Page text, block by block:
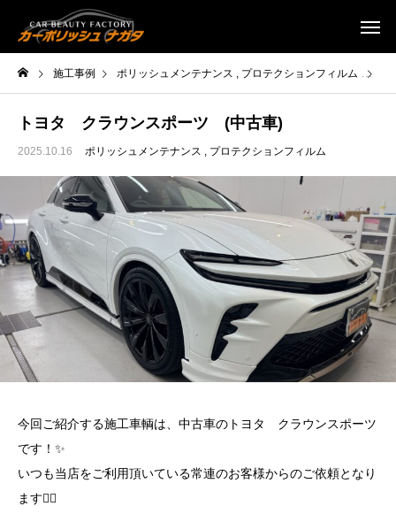
施工事例 ポリッシュメンテナンス プロテクションフィルム
トヨタ クラウンスポーツ (中古車)
2025.10.16 ポリッシュメンテナンス プロテクションフィルム
今回ご紹介する施工車輌は、中古車のトヨタ クラウンスポーツ
です！✨
いつも当店をご利用頂いている常連のお客様からのご依頼となり
ます🙇‍♂️